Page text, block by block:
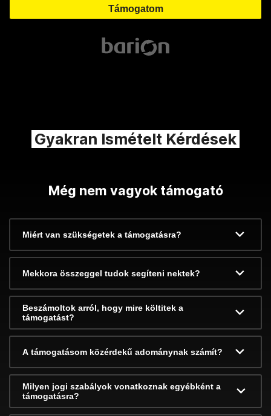
Gyakran Ismételt Kérdések
Még nem vagyok támogató
Miért van szükségetek a támogatásra?
Mekkora összeggel tudok segíteni nektek?
Beszámoltok arról, hogy mire költitek a
támogatást?
A támogatásom közérdekű adománynak számít?
Milyen jogi szabályok vonatkoznak egyébként a
támogatásra?